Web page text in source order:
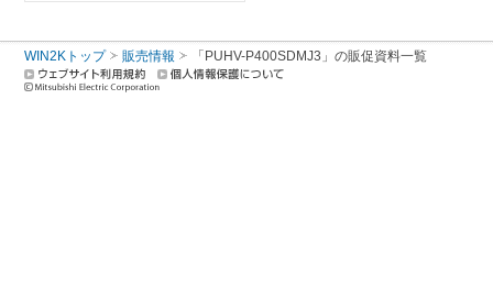
WIN2Kトップ 販売情報 「PUHV-P400SDMJ3」の販促資料一覧